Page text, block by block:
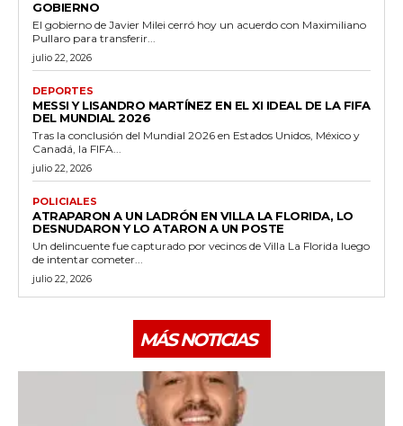
GOBIERNO
El gobierno de Javier Milei cerró hoy un acuerdo con Maximiliano
Pullaro para transferir...
julio 22, 2026
DEPORTES
MESSI Y LISANDRO MARTÍNEZ EN EL XI IDEAL DE LA FIFA
DEL MUNDIAL 2026
Tras la conclusión del Mundial 2026 en Estados Unidos, México y
Canadá, la FIFA...
julio 22, 2026
POLICIALES
ATRAPARON A UN LADRÓN EN VILLA LA FLORIDA, LO
DESNUDARON Y LO ATARON A UN POSTE
Un delincuente fue capturado por vecinos de Villa La Florida luego
de intentar cometer...
julio 22, 2026
MÁS NOTICIAS